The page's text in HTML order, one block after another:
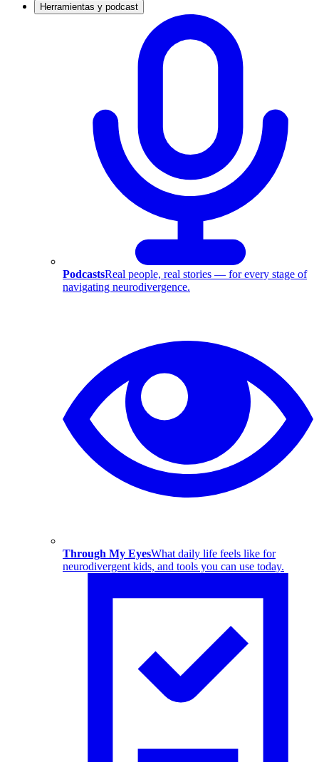
Herramientas y podcast
PodcastsReal people, real stories — for every stage of
navigating neurodivergence.
Through My EyesWhat daily life feels like for
neurodivergent kids, and tools you can use today.